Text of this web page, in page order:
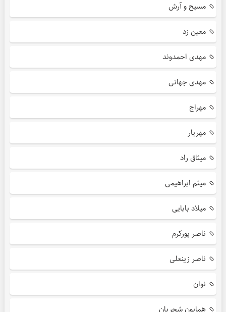
مسیح و آرش
معین زد
مهدی احمدوند
مهدی جهانی
مهراج
مهریار
میثاق راد
میثم ابراهیمی
میلاد بابایی
ناصر پورکرم
ناصر زینعلی
نوان
همایون شجریان